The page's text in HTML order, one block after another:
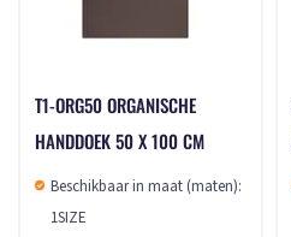
T1-ORG50 ORGANISCHE
HANDDOEK 50 X 100 CM
Beschikbaar in maat (maten):
1SIZE